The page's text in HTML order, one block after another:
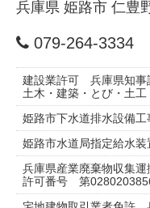
兵庫県 姫路市 仁豊
079-264-3334
建設業許可 兵庫県知
土木・建築・とび・土工
姫路市下水道排水設備
姫路市水道局指定給水
兵庫県産業廃棄物収集
許可番号 第